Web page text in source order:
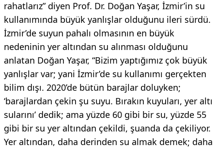
rahatlarız” diyen Prof. Dr. Doğan Yaşar, İzmir’in su
kullanımında büyük yanlışlar olduğunu ileri sürdü.
İzmir’de suyun pahalı olmasının en büyük
nedeninin yer altından su alınması olduğunu
anlatan Doğan Yaşar, “Bizim yaptığımız çok büyük
yanlışlar var; yani İzmir’de su kullanımı gerçekten
bilim dışı. 2020’de bütün barajlar doluyken;
‘barajlardan çekin şu suyu. Bırakın kuyuları, yer altı
sularını’ dedik; ama yüzde 60 gibi bir su, yüzde 55
gibi bir su yer altından çekildi, şuanda da çekiliyor.
Yer altından, daha derinden su almak demek; daha